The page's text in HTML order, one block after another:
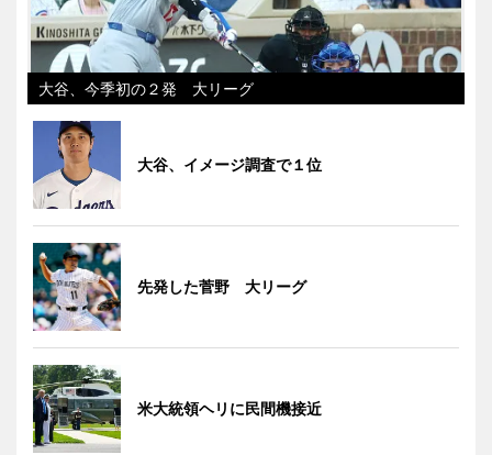
大谷、今季初の２発 大リーグ
大谷、イメージ調査で１位
先発した菅野 大リーグ
米大統領ヘリに民間機接近